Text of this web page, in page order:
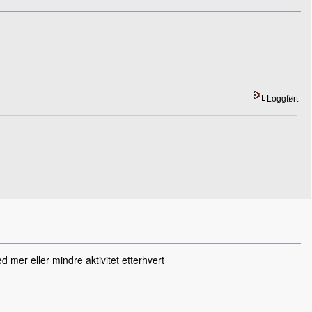
Loggført
mer eller mindre aktivitet etterhvert